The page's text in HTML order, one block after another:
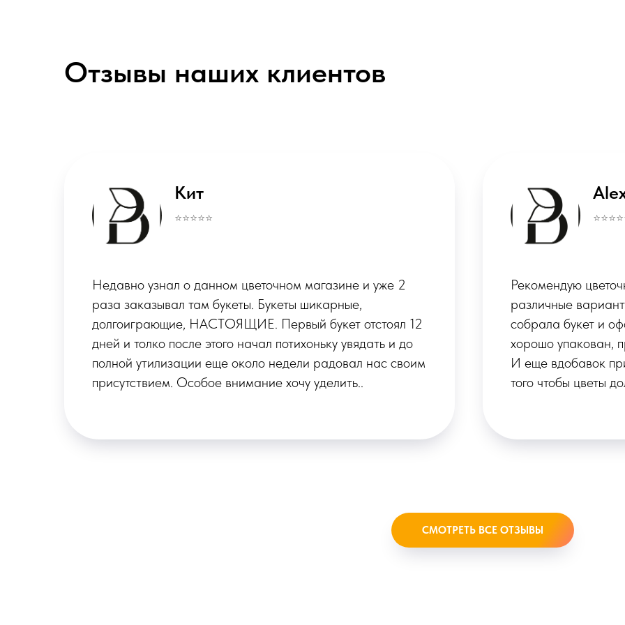
Отзывы наших клиентов
Alex
⭐️⭐️⭐️⭐️⭐️
Рекомендую цветочный магазин! Девушка предложила
различные варианты из самых свежих цветов. Быстро
собрала букет и оформила доставку. Букет был очень
хорошо упакован, приложена открытка с поздравлением.
И еще вдобавок приложено специальное средство для
того чтобы цветы дольше простояли.
Покупала цветы
восторге! С
персонал, который
цветы были
настроение. Мне
СМОТРЕТЬ ВСЕ ОТЗЫВЫ